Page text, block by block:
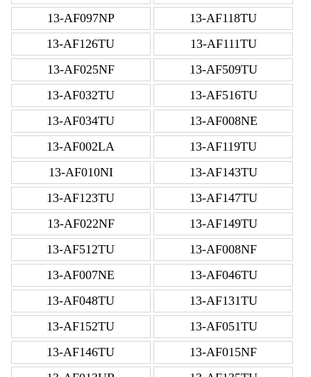
13-AF097NP
13-AF118TU
13-AF126TU
13-AF111TU
13-AF025NF
13-AF509TU
13-AF032TU
13-AF516TU
13-AF034TU
13-AF008NE
13-AF002LA
13-AF119TU
13-AF010NI
13-AF143TU
13-AF123TU
13-AF147TU
13-AF022NF
13-AF149TU
13-AF512TU
13-AF008NF
13-AF007NE
13-AF046TU
13-AF048TU
13-AF131TU
13-AF152TU
13-AF051TU
13-AF146TU
13-AF015NF